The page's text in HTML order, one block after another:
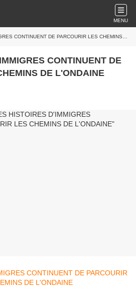
MENU
DE PARCOURIR LES CHEMINS DE L'ONDAINE
CONTINUENT DE
DE L'ONDAINE